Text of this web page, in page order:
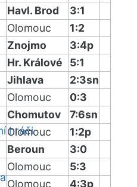
hráči
Havl. Brod
3:1
Olomouc
1:2
Znojmo
3:4p
Hr. Králové
5:1
Jihlava
2:3sn
Olomouc
0:3
Chomutov
7:6sn
Olomouc
1:2p
Beroun
3:0
Olomouc
5:3
Olomouc
4:3p